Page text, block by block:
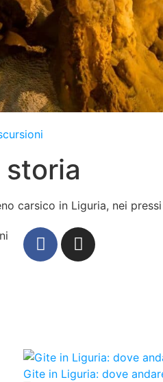
carsico in Liguria, nei
Gite in Liguria: dove